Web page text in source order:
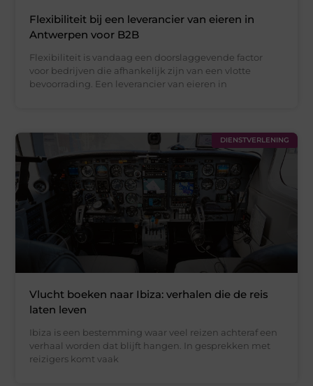
Flexibiliteit bij een leverancier van eieren in
Antwerpen voor B2B
Flexibiliteit is vandaag een doorslaggevende factor
voor bedrijven die afhankelijk zijn van een vlotte
bevoorrading. Een leverancier van eieren in
DIENSTVERLENING
Vlucht boeken naar Ibiza: verhalen die de reis
laten leven
Ibiza is een bestemming waar veel reizen achteraf een
verhaal worden dat blijft hangen. In gesprekken met
reizigers komt vaak